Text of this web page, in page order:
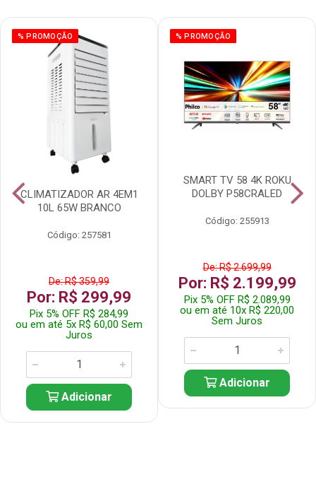
% PROMOÇÃO
CLIMATIZADOR AR 4EM1
10L 65W BRANCO
Código: 257581
De: R$ 359,99
Por: R$ 299,99
Pix 5% OFF R$ 284,99
ou em até 5x R$ 60,00 Sem
Juros
Adicionar
% PROMOÇÃO
SMART TV 58 4K ROKU
DOLBY P58CRALED
Código: 255913
De: R$ 2.699,99
Por: R$ 2.199,99
Pix 5% OFF R$ 2.089,99
ou em até 10x R$ 220,00
Sem Juros
Adicionar